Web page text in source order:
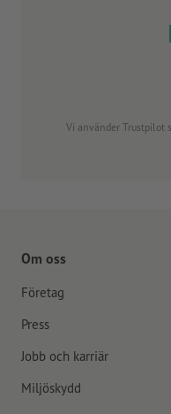
Vi använder Trustpilot
Om oss
Företag
Press
Jobb och karriär
Miljöskydd